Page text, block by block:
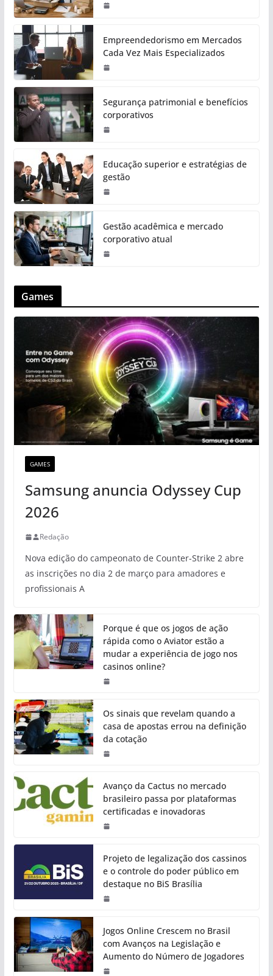
Empreendedorismo em Mercados
Cada Vez Mais Especializados
Segurança patrimonial e benefícios
corporativos
Educação superior e estratégias de
gestão
Gestão acadêmica e mercado
corporativo atual
Games
GAMES
Samsung anuncia Odyssey Cup
2026
Redação
Nova edição do campeonato de Counter-Strike 2 abre
as inscrições no dia 2 de março para amadores e
profissionais A
Porque é que os jogos de ação
rápida como o Aviator estão a
mudar a experiência de jogo nos
casinos online?
Os sinais que revelam quando a
casa de apostas errou na definição
da cotação
Avanço da Cactus no mercado
brasileiro passa por plataformas
certificadas e inovadoras
Projeto de legalização dos cassinos
e o controle do poder público em
destaque no BiS Brasília
Jogos Online Crescem no Brasil
com Avanços na Legislação e
Aumento do Número de Jogadores